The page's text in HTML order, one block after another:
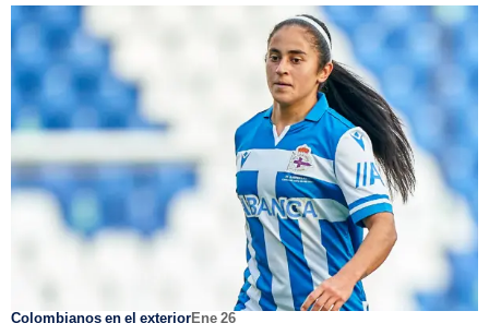
Colombianos en el exteriorEne 26